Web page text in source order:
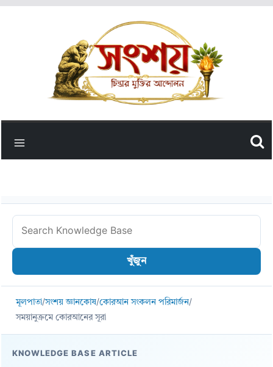
Search
Knowledge
খুঁজুন
মূলপাতা/সংশয় জ্ঞানকোষ/কোরআন সংকলন পরিমার্জন/
সময়ানুক্রমে কোরআনের সূরা
KNOWLEDGE BASE ARTICLE